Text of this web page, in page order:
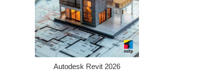
Autodesk Revit 2026